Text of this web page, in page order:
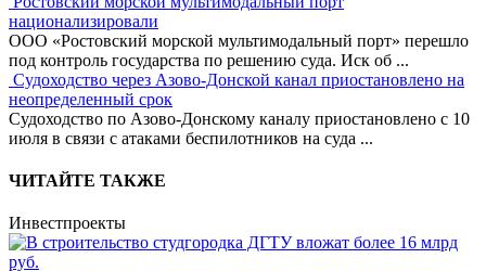
национализировали
ООО «Ростовский морской мультимодальный порт» перешло
под контроль государства по решению суда. Иск об ...
Судоходство через Азово-Донской канал приостановлено на
неопределенный срок
Судоходство по Азово-Донскому каналу приостановлено с 10
июля в связи с атаками беспилотников на суда ...
ЧИТАЙТЕ ТАКЖЕ
Инвестпроекты